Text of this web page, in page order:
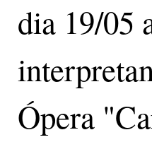
dia 19/05
Ópera